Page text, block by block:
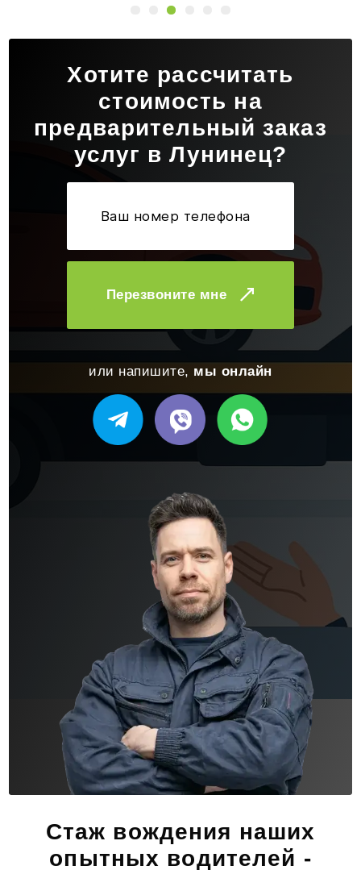
Хотите рассчитать
стоимость на
предварительный заказ
услуг в Лунинец?
Перезвоните мне
или напишите, мы онлайн
Стаж вождения наших
опытных водителей -